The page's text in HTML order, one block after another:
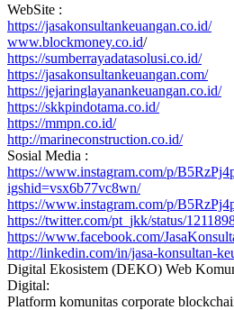
WebSite :
https://jasakonsultankeuangan.co.id/
www.blockmoney.co.id/
https://sumberrayadatasolusi.co.id/
https://jasakonsultankeuangan.com/
https://jejaringlayanankeuangan.co.id/
https://skkpindotama.co.id/
https://mmpn.co.id/
http://marineconstruction.co.id/
Sosial Media :
https://www.instagram.com/p/
igshid=vsx6b77vc8wn/
https://www.instagram.com/p/
https://twitter.com/pt_jkk/status/
https://www.facebook.com/
http://linkedin.com/in/jasa-konsultan-
Digital Ekosistem (DEKO) Web
Digital:
Platform komunitas corporate